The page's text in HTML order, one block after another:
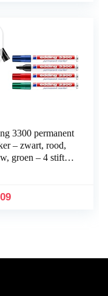
3300 permanent
– zwart, rood,
groen – 4 stiften
marker…